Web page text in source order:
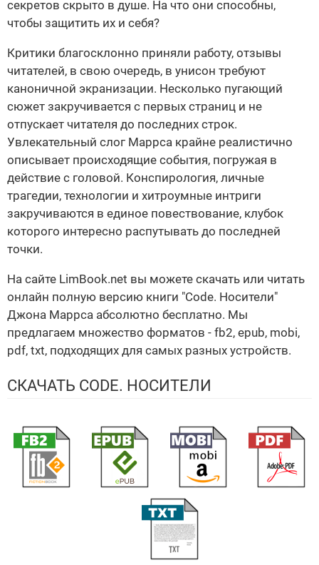
секретов скрыто в душе. На что они способны,
чтобы защитить их и себя?
Критики благосклонно приняли работу, отзывы
читателей, в свою очередь, в унисон требуют
каноничной экранизации. Несколько пугающий
сюжет закручивается с первых страниц и не
отпускает читателя до последних строк.
Увлекательный слог Маррса крайне реалистично
описывает происходящие события, погружая в
действие с головой. Конспирология, личные
трагедии, технологии и хитроумные интриги
закручиваются в единое повествование, клубок
которого интересно распутывать до последней
точки.
На сайте LimBook.net вы можете скачать или читать
онлайн полную версию книги "Code. Носители"
Джона Маррса абсолютно бесплатно. Мы
предлагаем множество форматов - fb2, epub, mobi,
pdf, txt, подходящих для самых разных устройств.
СКАЧАТЬ CODE. НОСИТЕЛИ